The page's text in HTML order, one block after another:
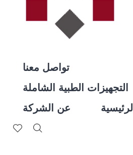
تواصل معنا
التجهيزات الطبية الشاملة
عن الشركة
الرئيسية